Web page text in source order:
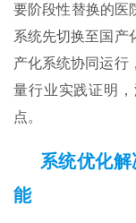
要阶段性替换的医
系统先切换至国产
产化系统协同运行
量行业实践证明
点。
系统优化
能